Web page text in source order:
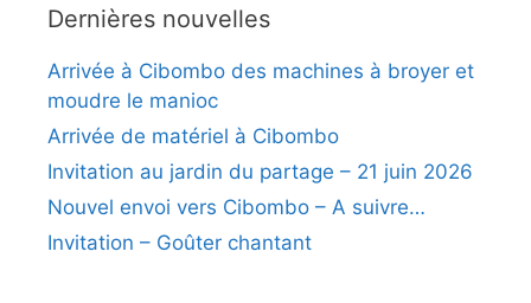
Dernières nouvelles
Arrivée à Cibombo des machines à broyer et
moudre le manioc
Arrivée de matériel à Cibombo
Invitation au jardin du partage – 21 juin 2026
Nouvel envoi vers Cibombo – A suivre…
Invitation – Goûter chantant